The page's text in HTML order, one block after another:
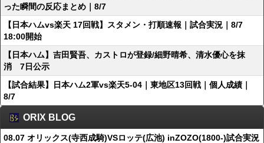
った瞬間の反応まとめ｜8/7
【日本ハムvs楽天 17回戦】スタメン・打順速報｜試合実況｜8/7
18:00開始
【日本ハム】吉田賢吾、カストロが登録/細野晴希、清水優心を抹
消 7日公示
【試合結果】日本ハム2軍vs楽天5-04｜東地区13回戦｜個人成績｜
8/7
ORIX BLOG
08.07 オリックス(寺西成騎)VSロッテ(広池) inZOZO(1800-)試合実況